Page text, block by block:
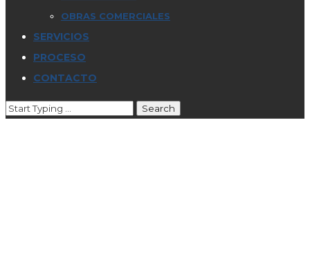
OBRAS COMERCIALES
SERVICIOS
PROCESO
CONTACTO